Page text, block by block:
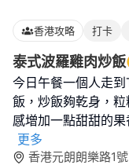
香港攻略 打卡
泰式波羅雞肉炒
今日午餐一個人走
飯，炒飯夠乾身，
感增加一點甜甜的
更多
香港元朗朗樂路1號